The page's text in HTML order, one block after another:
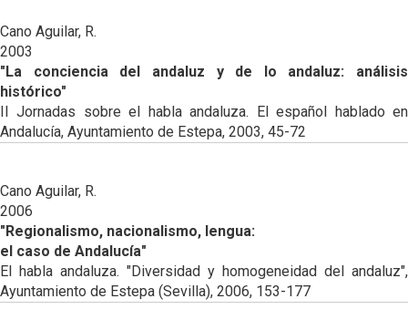
Cano Aguilar, R.
2003
"La conciencia del andaluz y de lo andaluz: análisis
histórico"
II Jornadas sobre el habla andaluza. El español hablado en
Andalucía, Ayuntamiento de Estepa, 2003, 45-72
Cano Aguilar, R.
2006
"Regionalismo, nacionalismo, lengua:
el caso de Andalucía"
El habla andaluza. "Diversidad y homogeneidad del andaluz",
Ayuntamiento de Estepa (Sevilla), 2006, 153-177